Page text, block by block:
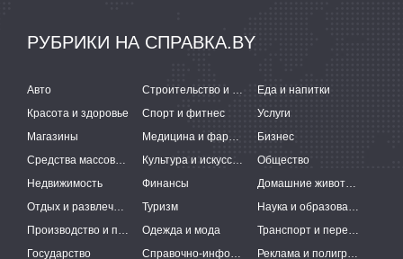
РУБРИКИ НА СПРАВКА.BY
Авто Строительство и ремонт
Еда и напитки
Красота и здоровье
Спорт и фитнес
Услуги
Магазины
Медицина и фармацевтика
Бизнес
Средства массовой информации
Культура и искусство
Общество
Недвижимость
Финансы
Домашние животные
Отдых и развлечения
Туризм
Наука и образование
Производство и поставки
Одежда и мода
Транспорт и перевозки
Государство
Справочно-информационные системы Реклама и полиграфия